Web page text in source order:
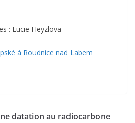
: Lucie Heyzlova
à Roudnice nad Labem
datation au radiocarbone